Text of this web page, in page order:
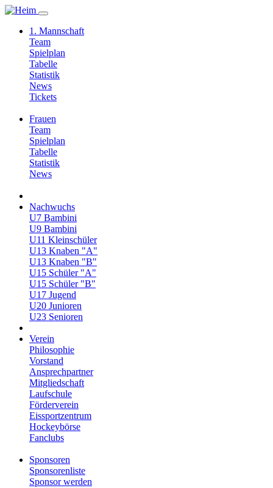
1. Mannschaft
Team
Spielplan
Tabelle
Statistik
News
Tickets
Frauen
Team
Spielplan
Tabelle
Statistik
News
Nachwuchs
U7 Bambini
U9 Bambini
U11 Kleinschüler
U13 Knaben "A"
U13 Knaben "B"
U15 Schüler "A"
U15 Schüler "B"
U17 Jugend
U20 Junioren
U23 Senioren
Verein
Philosophie
Vorstand
Ansprechpartner
Mitgliedschaft
Laufschule
Förderverein
Eissportzentrum
Hockeybörse
Fanclubs
Sponsoren
Sponsorenliste
Sponsor werden